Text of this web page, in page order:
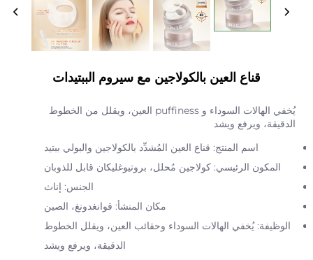
قناع العين بالكولاجين مع سيروم الببتيدات
يُخفي الهالات السوداء و puffiness العين، ويقلل من الخطوط
الدقيقة، ويرفع ويشد
اسم المنتج: قناع العين المُشدِّد بالكولاجين والبولي ببتيد
المكون الرئيسي: كولاجين مُحلل، بروتيوغليكان قابل للذوبان
الجنس: إناث
مكان المنشأ: قوانغدونغ، الصين
الوظيفة: يُخفي الهالات السوداء وحقائب العين، ويقلل الخطوط
الدقيقة، ويرفع ويشد